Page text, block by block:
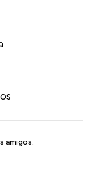
amigos.